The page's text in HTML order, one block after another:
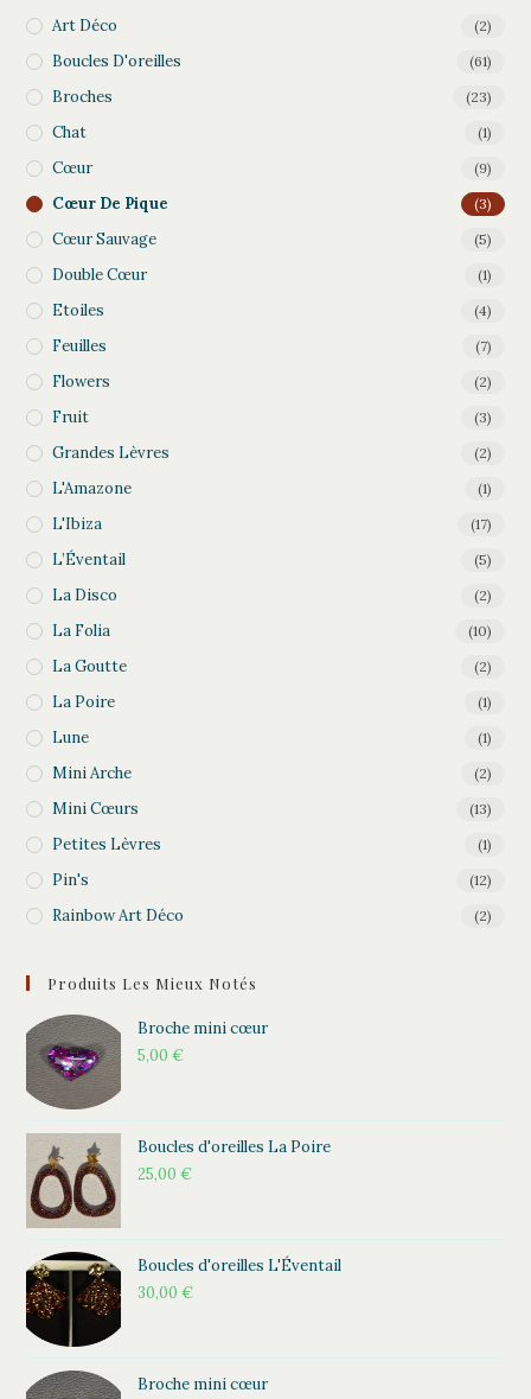
Art Déco (2)
Boucles D'oreilles (61)
Broches (23)
Chat (1)
Cœur (9)
Cœur De Pique (3)
Cœur Sauvage (5)
Double Cœur (1)
Etoiles (4)
Feuilles (7)
Flowers (2)
Fruit (3)
Grandes Lèvres (2)
L'Amazone (1)
L'Ibiza (17)
L’Éventail (5)
La Disco (2)
La Folia (10)
La Goutte (2)
La Poire (1)
Lune (1)
Mini Arche (2)
Mini Cœurs (13)
Petites Lèvres (1)
Pin's (12)
Rainbow Art Déco (2)
Produits Les Mieux Notés
Broche mini cœur
5,00€
Boucles d'oreilles La Poire
25,00€
Boucles d'oreilles L'Éventail
30,00€
Broche mini cœur